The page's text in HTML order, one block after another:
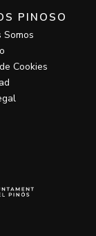
PINOSO
Somos
Cookies